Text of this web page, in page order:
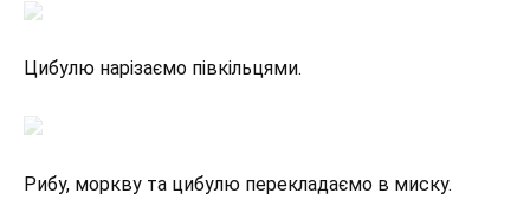
Цибулю нарізаємо півкільцями.
Рибу, моркву та цибулю перекладаємо в миску.